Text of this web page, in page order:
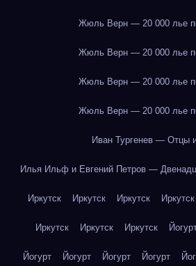
Жюль Верн — 20 000 лье
Жюль Верн — 20 000 лье
Жюль Верн — 20 000 лье
Жюль Верн — 20 000 лье
Иван Тургенев — Отцы
Илья Ильф и Евгений Петров —
Иркутск Иркутск Иркутск Иркутск
Иркутск Иркутск Иркутск
Йогурт Йогурт Йогурт Йогурт